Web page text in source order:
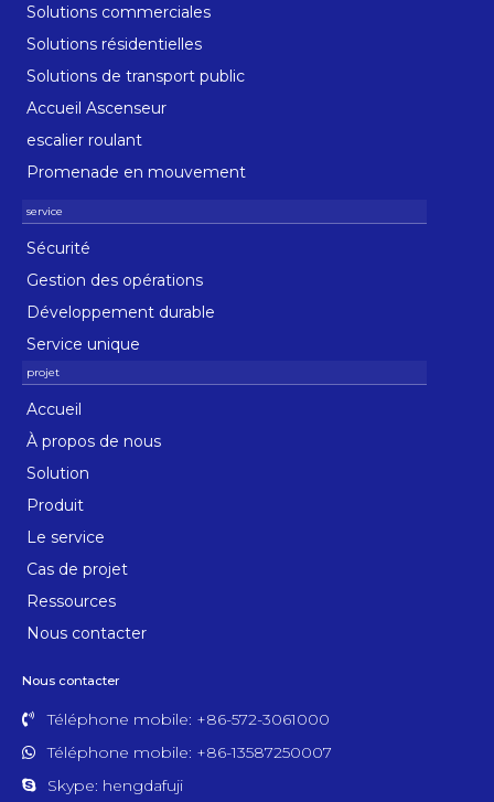
Solutions commerciales
Solutions résidentielles
Solutions de transport public
Accueil Ascenseur
escalier roulant
Promenade en mouvement
Sécurité
Gestion des opérations
Développement durable
Service unique
Accueil
À propos de nous
Solution
Produit
Le service
Cas de projet
Ressources
Nous contacter
Nous contacter
Téléphone mobile: +86-572-3061000
Téléphone mobile: +86-13587250007
Skype: hengdafuji